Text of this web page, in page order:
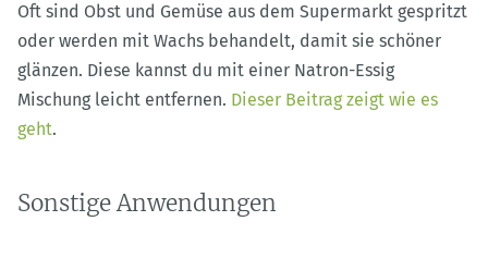
Oft sind Obst und Gemüse aus dem Supermarkt gespritzt
oder werden mit Wachs behandelt, damit sie schöner
glänzen. Diese kannst du mit einer Natron-Essig
Mischung leicht entfernen. Dieser Beitrag zeigt wie es
geht.
Sonstige Anwendungen